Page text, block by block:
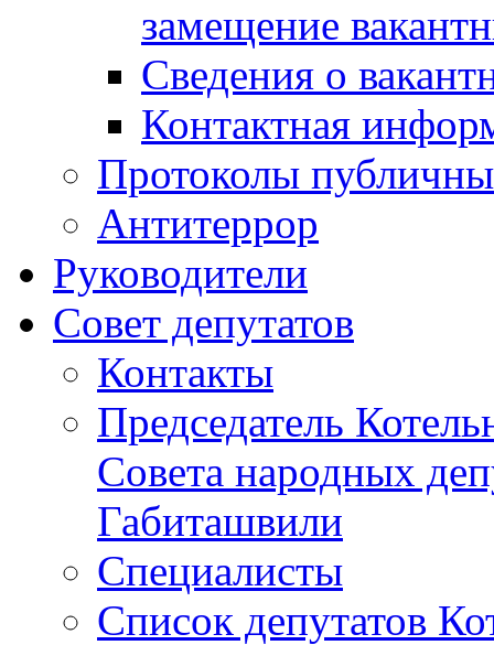
замещение
Сведения о
Контактная
Протоколы
Антитеррор
Руководители
Совет депутатов
Контакты
Председатель
Совета народных
Габиташвили
Специалисты
Список депутатов